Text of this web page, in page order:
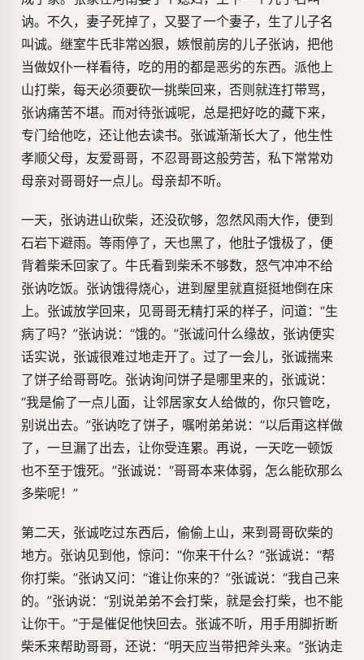
讷。不久，妻子死掉了，又娶了一个妻子，生了儿子名
叫诚。继室牛氏非常凶狠，嫉恨前房的儿子张讷，把他
当做奴仆一样看待，吃的用的都是恶劣的东西。派他上
山打柴，每天必须要砍一挑柴回来，否则就连打带骂，
张讷痛苦不堪。而对待张诚呢，总是把好吃的藏下来，
专门给他吃，还让他去读书。张诚渐渐长大了，他生性
孝顺父母，友爱哥哥，不忍哥哥这般劳苦，私下常常劝
母亲对哥哥好一点儿。母亲却不听。
一天，张讷进山砍柴，还没砍够，忽然风雨大作，便到
石岩下避雨。等雨停了，天也黑了，他肚子饿极了，便
背着柴禾回家了。牛氏看到柴禾不够数，怒气冲冲不给
张讷吃饭。张讷饿得烧心，进到屋里就直挺挺地倒在床
上。张诚放学回来，见哥哥无精打采的样子，问道：“生
病了吗？”张讷说：“饿的。”张诚问什么缘故，张讷便实
话实说，张诚很难过地走开了。过了一会儿，张诚揣来
了饼子给哥哥吃。张讷询问饼子是哪里来的，张诚说：
“我是偷了一点儿面，让邻居家女人给做的，你只管吃，
别说出去。”张讷吃了饼子，嘱咐弟弟说：“以后甭这样做
了，一旦漏了出去，让你受连累。再说，一天吃一顿饭
也不至于饿死。”张诚说：“哥哥本来体弱，怎么能砍那么
多柴呢！”
第二天，张诚吃过东西后，偷偷上山，来到哥哥砍柴的
地方。张讷见到他，惊问：“你来干什么？”张诚说：“帮
你打柴。”张讷又问：“谁让你来的？”张诚说：“我自己来
的。”张讷说：“别说弟弟不会打柴，就是会打柴，也不能
让你干。”于是催促他快回去。张诚不听，用手用脚折断
柴禾来帮助哥哥，还说：“明天应当带把斧头来。”张讷走